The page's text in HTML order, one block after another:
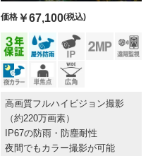
価格￥67,100(税込)
高画質フルハイビジョン撮影
（約220万画素）
IP67の防雨・防塵耐性
夜間でもカラー撮影が可能